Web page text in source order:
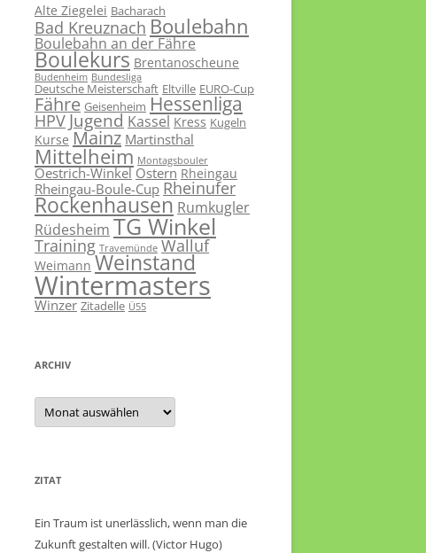
Alte Ziegelei Bacharach
Bad Kreuznach Boulebahn
Boulebahn an der Fähre
Boulekurs Brentanoscheune
Budenheim Bundesliga
Deutsche Meisterschaft Eltville EURO-Cup
Fähre Geisenheim Hessenliga
HPVJugend Kassel Kress Kugeln
Kurse Mainz Martinsthal
Mittelheim Montagsbouler
Oestrich-Winkel Ostern Rheingau
Rheingau-Boule-CupRheinufer
Rockenhausen Rumkugler
Rüdesheim TG Winkel
Training Travemünde Walluf
Weimann Weinstand
Wintermasters
Winzer Zitadelle Ü55
ARCHIV
Archiv
ZITAT
Ein Traum ist unerlässlich, wenn man die
Zukunft gestalten will. (Victor Hugo)